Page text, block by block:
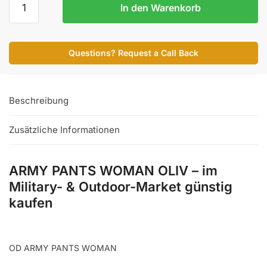
PANTS
OLIV
In den Warenkorb
Questions? Request a Call Back
Beschreibung
Zusätzliche Informationen
ARMY PANTS WOMAN OLIV – im
Military- & Outdoor-Market günstig
kaufen
OD ARMY PANTS WOMAN